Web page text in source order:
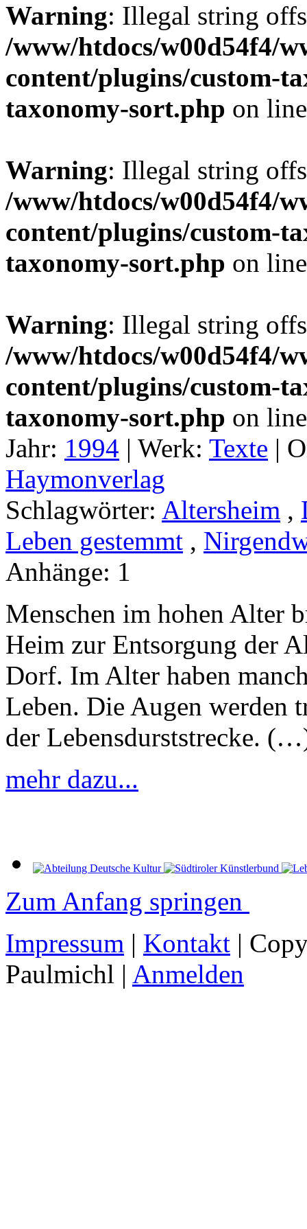
Warning: Illegal string
/www/htdocs/w00d54f4/
content/plugins/custom-
taxonomy-sort.php on
Warning: Illegal string
/www/htdocs/w00d54f4/
content/plugins/custom-
taxonomy-sort.php on
Warning: Illegal string
/www/htdocs/w00d54f4/
content/plugins/custom-
taxonomy-sort.php on
Jahr: 1994 | Werk: Texte |
Haymonverlag
Schlagwörter: Altersheim ,
Leben gestemmt ,
Anhänge: 1
Menschen im hohen Alter
Heim zur Entsorgung der
Dorf. Im Alter haben
Leben. Die Augen werden
der Lebensdurststrecke.
mehr dazu...
Zum Anfang springen
Impressum | Kontakt |
Paulmichl | Anmelden